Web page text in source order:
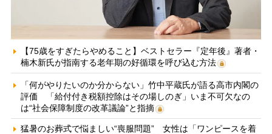
【75歳をすぎたらやめること】ベストセラー『定年後』著者・
楠木新氏が指南する老年期の好循環を呼び込む方法
「何がやりたいのか分からない」竹中平蔵氏が語る高市内閣の
評価 「給付付き税額控除はその場しのぎ」いま不可欠なの
は“社会保障制度の改革議論”と指摘
猛暑のお葬式で悩ましい“喪服問題” 女性は「ワンピースを着